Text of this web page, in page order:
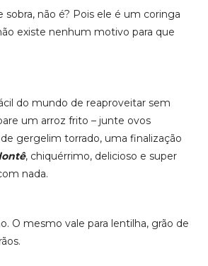
não é? Pois ele é um coringa
existe nenhum motivo para que
do mundo de reaproveitar sem
um arroz frito – junte ovos
gergelim torrado, uma finalização
, chiquérrimo, delicioso e super
nada.
O mesmo vale para lentilha, grão de